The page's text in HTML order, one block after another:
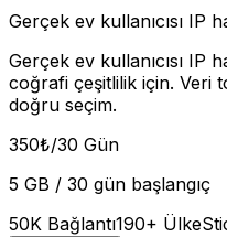
Gerçek ev kullanıcısı IP
Gerçek ev kullanıcısı IP
coğrafi çeşitlilik için. Veri
doğru seçim.
350₺/30 Gün
5 GB / 30 gün başlangıç
50K Bağlantı190+ Ülke